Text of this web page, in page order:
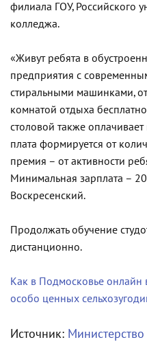
филиала ГОУ, Российского
колледжа.
«Живут ребята в
предприятия с
стиральными машинками,
комнатой отдыха
столовой также
плата формируется от
премия – от активности
Минимальная зарплата –
Воскресенский.
Продолжать обучение
дистанционно.
Как в Подмосковье онлайн
особо ценных
Источник: Министерство